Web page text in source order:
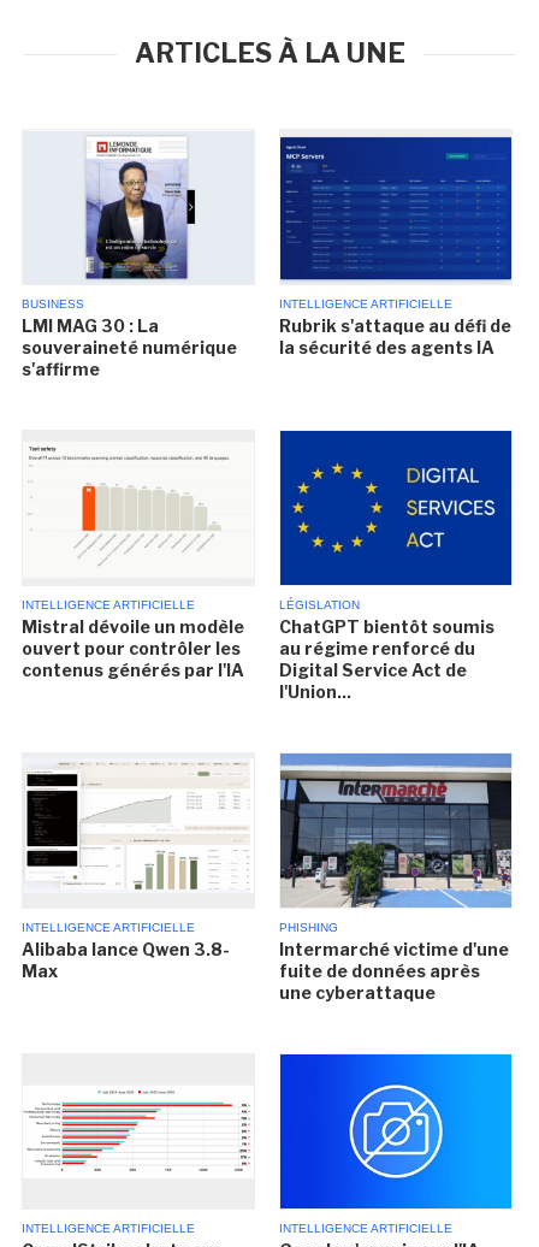
ARTICLES À LA UNE
BUSINESS
LMI MAG 30 : La
souveraineté numérique
s'affirme
INTELLIGENCE ARTIFICIELLE
Rubrik s'attaque au défi de
la sécurité des agents IA
INTELLIGENCE ARTIFICIELLE
Mistral dévoile un modèle
ouvert pour contrôler les
contenus générés par l'IA
LÉGISLATION
ChatGPT bientôt soumis
au régime renforcé du
Digital Service Act de
l'Union...
INTELLIGENCE ARTIFICIELLE
Alibaba lance Qwen 3.8-
Max
PHISHING
Intermarché victime d'une
fuite de données après
une cyberattaque
INTELLIGENCE ARTIFICIELLE INTELLIGENCE ARTIFICIELLE